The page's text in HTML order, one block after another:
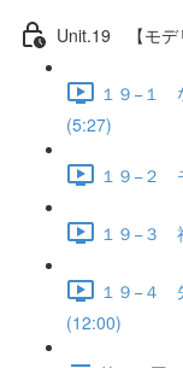
Unit.19 【モデ
１９−１
(5:27)
１９−２
１９−３
１９−４
(12:00)